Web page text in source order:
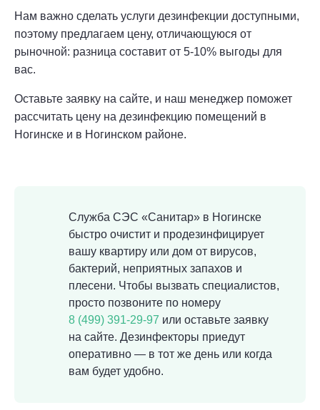
Нам важно сделать услуги дезинфекции доступными,
поэтому предлагаем цену, отличающуюся от
рыночной: разница составит от 5-10% выгоды для
вас.
Оставьте заявку на сайте, и наш менеджер поможет
рассчитать цену на дезинфекцию помещений в
Ногинске и в Ногинском районе.
Служба СЭС «Санитар» в Ногинске
быстро очистит и продезинфицирует
вашу квартиру или дом от вирусов,
бактерий, неприятных запахов и
плесени. Чтобы вызвать специалистов,
просто позвоните по номеру
8 (499) 391-29-97 или оставьте заявку
на сайте. Дезинфекторы приедут
оперативно — в тот же день или когда
вам будет удобно.